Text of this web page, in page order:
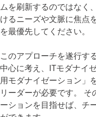
ムを刷新するのではなく
けるニーズや文脈に焦点
を最優先してください。
このアプローチを遂行す
中心に考え、ITモダナイ
用モダナイゼーション」
リーダーが必要です。
ーションを目指せば、チ